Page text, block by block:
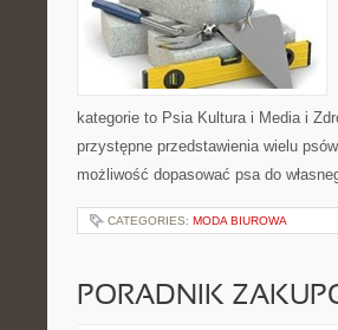
kategorie to Psia Kultura i Media i
przystępne przedstawienia wielu
możliwość dopasować psa do
CATEGORIES: MODA BIUROWA
PORADNIK